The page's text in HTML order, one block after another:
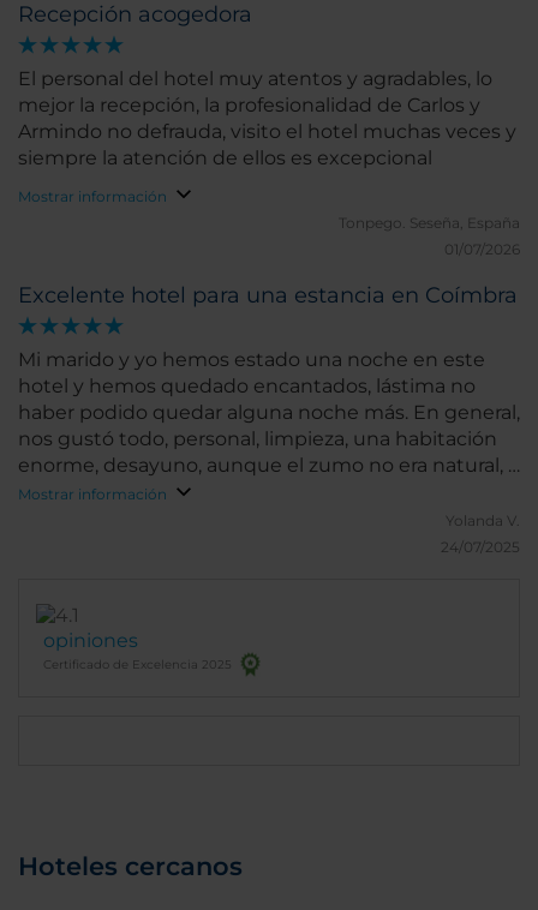
Recepción acogedora
El personal del hotel muy atentos y agradables, lo
mejor la recepción, la profesionalidad de Carlos y
Armindo no defrauda, visito el hotel muchas veces y
siempre la atención de ellos es excepcional
Mostrar información
Tonpego. Seseña, España
01/07/2026
Excelente hotel para una estancia en Coímbra
Mi marido y yo hemos estado una noche en este
hotel y hemos quedado encantados, lástima no
haber podido quedar alguna noche más. En general,
nos gustó todo, personal, limpieza, una habitación
enorme, desayuno, aunque el zumo no era natural, y
la ubicación. El precio quizás resultó algo caro de
más. No podemos opinar sobre la piscina ni el
restaurante porque no lo hemos probado. Si vuelvo
Mostrar información
Yolanda V.
24/07/2025
opiniones
Certificado de Excelencia 2025
Hoteles cercanos